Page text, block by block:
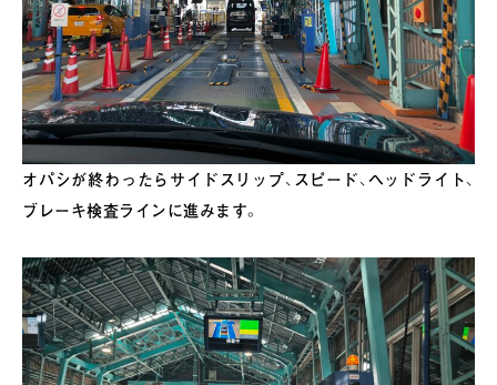
オパシが終わったらサイドスリップ、スピード、ヘッドライト、
ブレーキ検査ラインに進みます。